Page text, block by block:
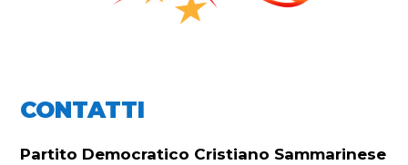
CONTATTI
Partito Democratico Cristiano Sammarinese